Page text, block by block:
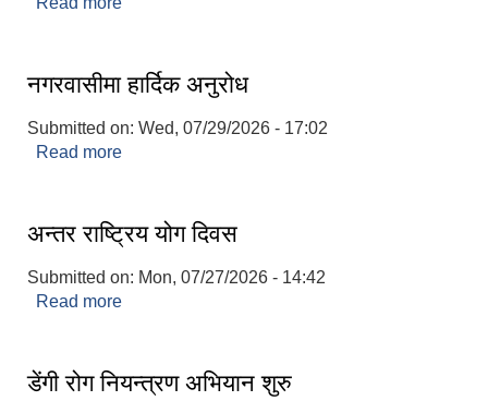
नगरवासीमा हार्दिक अनुरोध
Submitted on: Wed, 07/29/2026 - 17:02
Read more
अन्तर राष्ट्रिय योग दिवस
Submitted on: Mon, 07/27/2026 - 14:42
Read more
डेंगी रोग नियन्त्रण अभियान शुरु